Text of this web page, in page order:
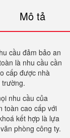
Mô tả
cầu đảm bảo an
là nhu cầu cần
cấp được nhà
trường.
nhu cầu của
toàn cao cấp với
kết hợp là lựa
phòng công ty.